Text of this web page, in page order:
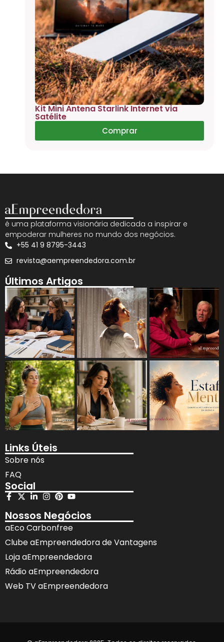
Kit Mini Antena Starlink Internet via
Satélite
Comprar
é uma plataforma visionária dedicada a inspirar e
empoderar mulheres no mundo dos negócios.
+55 41 9 8795-3443
revista@aempreendedora.com.br
Últimos Artigos
Links Úteis
Sobre nós
FAQ
Social
Nossos Negócios
aEco Carbonfree
Clube aEmpreendedora de Vantagens
Loja aEmpreendedora
Rádio aEmpreendedora
Web TV aEmpreendedora